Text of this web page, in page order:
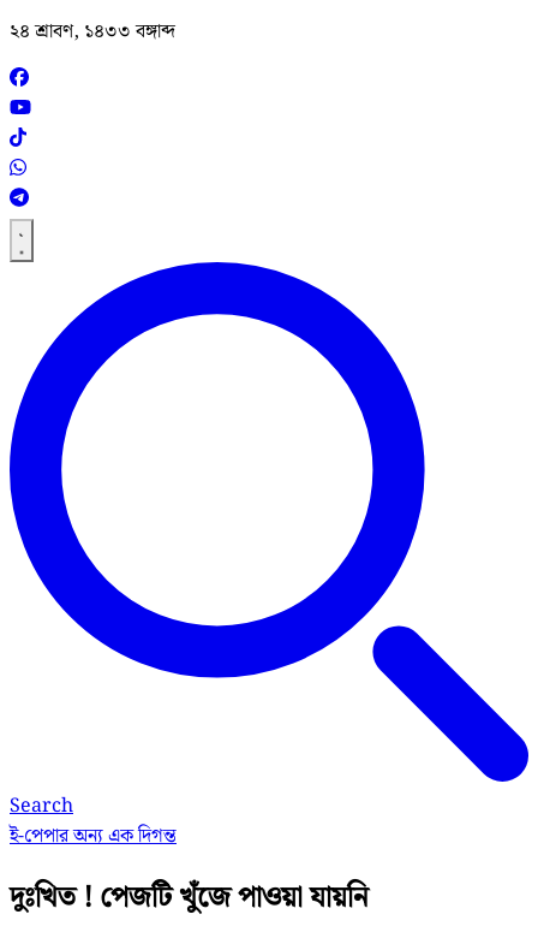
২৪ শ্রাবণ, ১৪৩৩ বঙ্গাব্দ
Search
ই-পেপারঅন্য এক দিগন্ত
দুঃখিত ! পেজটি খুঁজে পাওয়া যায়নি